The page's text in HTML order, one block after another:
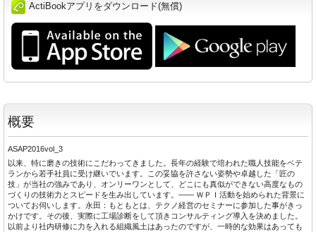
ActiBookアプリをダウンロード(無償)
概要
ASAP2016vol_3
以来、特に磨きの技術にこだわってきました。長年の経験で培われた職人技能をベテ
ランから若手社員に受け継いでいます。この妥協を許さない姿勢や卓越した「匠の
技」が当社の強みであり、オンリーワンとして、どこにも真似ができない高度なもの
づくりの技術力とスピードを生み出しています。―― ＷＰＩ活動を始められた背景に
ついてお伺いします。永田：もともとは、テクノ経営のセミナーに参加した事がきっ
かけです。その後、実際に工場診断をして頂きコンサルティング導入を決めました。
以前より社内研修に力を入れる組織風土はあったのですが、一時的な効果はあっても